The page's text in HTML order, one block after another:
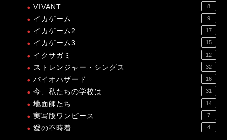
VIVANT 8
イカゲーム 9
イカゲーム2 17
イカゲーム3 15
イクサガミ 12
ストレンジャー・シングス 32
バイオハザード 16
今、私たちの学校は… 31
地面師たち 14
実写版ワンピース 7
愛の不時着 4